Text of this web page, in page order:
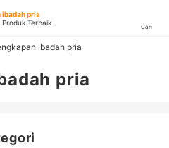
ibadah pria
Produk Terbaik
Cari
ibadah pria
pria